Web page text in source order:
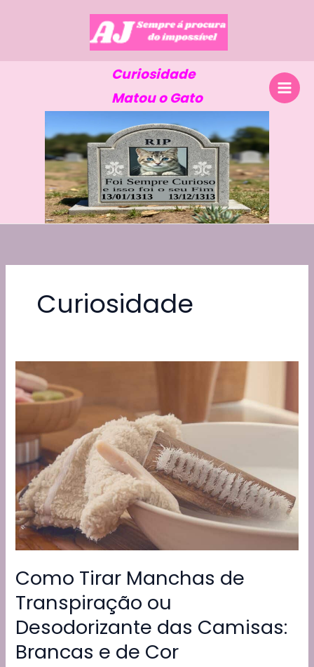
Curiosidade
Matou o Gato
Curiosidade
Como Tirar Manchas de
Transpiração ou
Desodorizante das Camisas:
Brancas e de Cor